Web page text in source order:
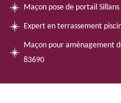
Maçon pose de portail Sillans
Expert en terrassement
Maçon pour aménagement
83690